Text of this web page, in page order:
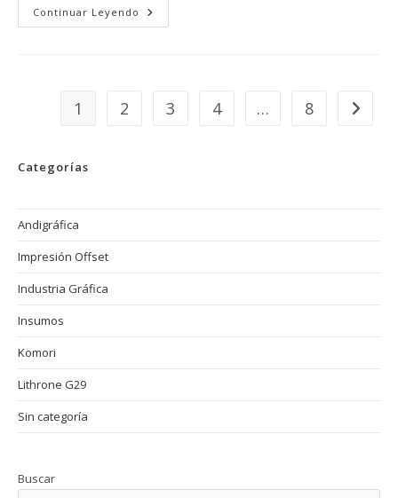
Continuar Leyendo Tintas
A
Imprenta
Offset:
1 2 3 4 … 8 Ir a la
Categorías
Andigráfica
Impresión Offset
Industria Gráfica
Insumos
Komori
Lithrone G29
Sin categoría
Buscar